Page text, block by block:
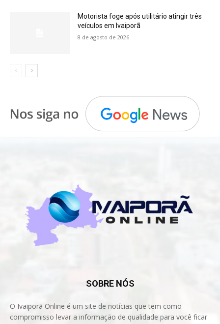
Motorista foge após utilitário atingir três
veículos em Ivaiporã
8 de agosto de 2026
SOBRE NÓS
O Ivaiporã Online é um site de notícias que tem como
compromisso levar a informação de qualidade para você ficar